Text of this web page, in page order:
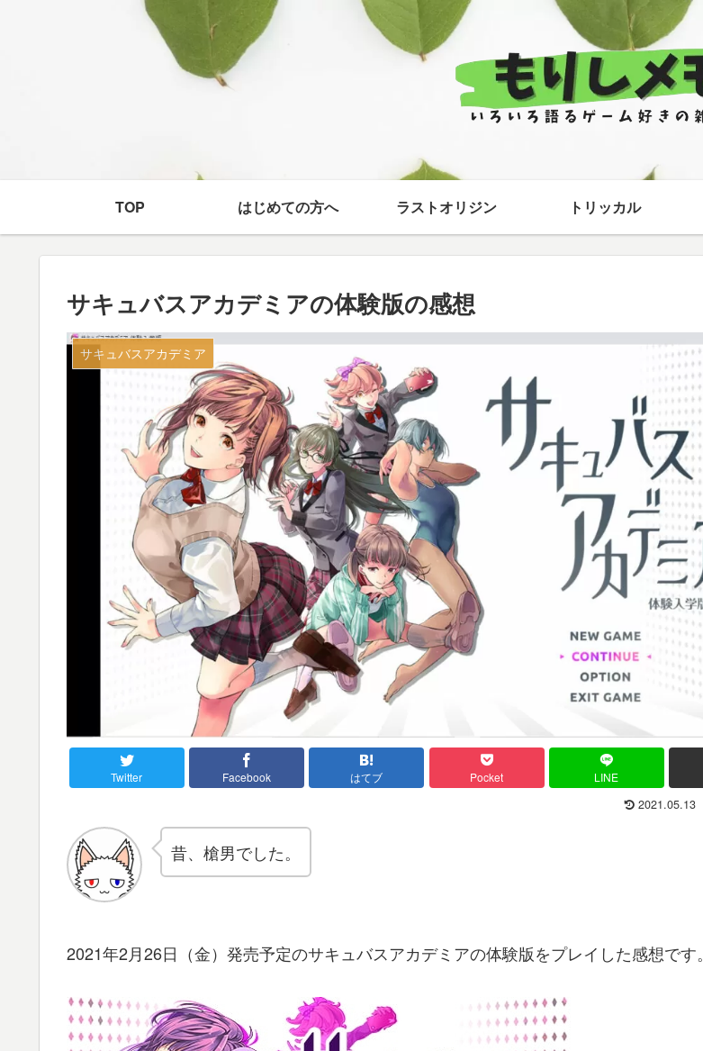
TOP はじめての方へ ラストオリジン トリッカル
サキュバスアカデミアの体験版の感想
サキュバスアカデミア
Twitter Facebook はてブ Pocket LINE
2021.05.13
昔、槍男でした。
2021年2月26日（金）発売予定のサキュバスアカデミアの体験版をプレイした感想です。